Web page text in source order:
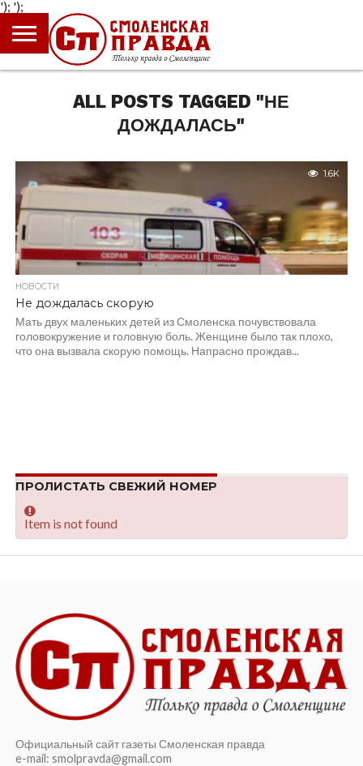
');
ГЛАВНАЯ
НОВОСТИ
ПРОИСШЕСТВИЯ
ПОЛИТИКА
КУЛЬТУРА
ЭКОНОМИКА
ОБЩЕСТВО
БЛОГИ
ALL POSTS TAGGED "НЕ
ДОЖДАЛАСЬ"
1.6K
НОВОСТИ
Не дождалась скорую
Мать двух маленьких детей из Смоленска почувствовала
головокружение и головную боль. Женщине было так плохо,
что она вызвала скорую помощь. Напрасно прождав...
ПРОЛИСТАТЬ СВЕЖИЙ НОМЕР
Item is not found
Официальный сайт газеты Смоленская правда
e-mail: smolpravda@gmail.com
');